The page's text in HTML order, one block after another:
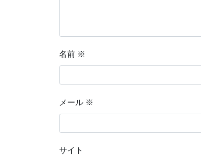
名前 ※
メール ※
サイト